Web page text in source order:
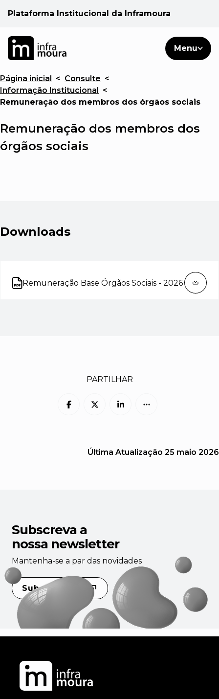
Plataforma Institucional da Inframoura
Menu
Pesquisar
Áreas de atuação
Consulte
PT
Página inicial < Consulte <
Informação Institucional <
Remuneração dos membros dos órgãos sociais
Remuneração dos membros dos
órgãos sociais
Downloads
Remuneração Base Órgãos Sociais - 2026
Abre num novo separador
PARTILHAR
Última Atualização 25 maio 2026
Subscreva a
nossa newsletter
Mantenha-se a par das novidades
Subscrever